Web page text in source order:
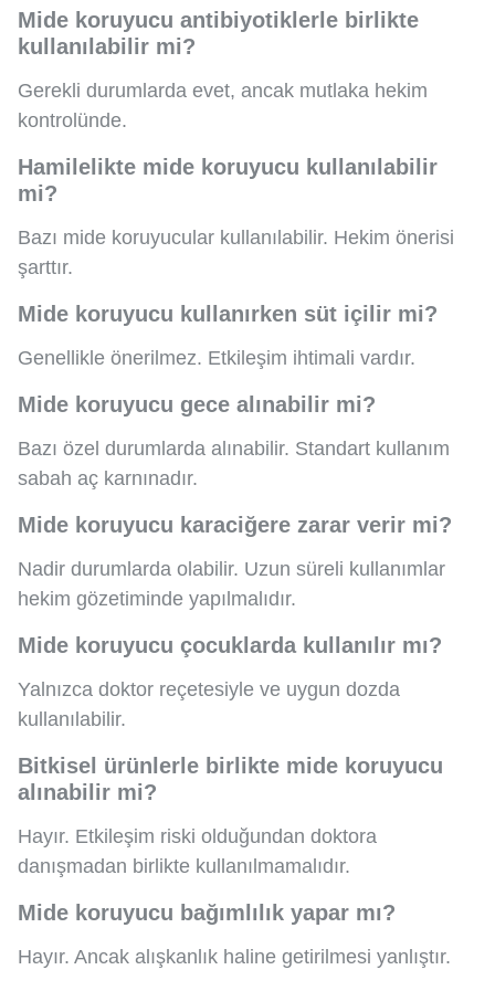
Mide koruyucu antibiyotiklerle birlikte
kullanılabilir mi?
Gerekli durumlarda evet, ancak mutlaka hekim
kontrolünde.
Hamilelikte mide koruyucu kullanılabilir
mi?
Bazı mide koruyucular kullanılabilir. Hekim önerisi
şarttır.
Mide koruyucu kullanırken süt içilir mi?
Genellikle önerilmez. Etkileşim ihtimali vardır.
Mide koruyucu gece alınabilir mi?
Bazı özel durumlarda alınabilir. Standart kullanım
sabah aç karnınadır.
Mide koruyucu karaciğere zarar verir mi?
Nadir durumlarda olabilir. Uzun süreli kullanımlar
hekim gözetiminde yapılmalıdır.
Mide koruyucu çocuklarda kullanılır mı?
Yalnızca doktor reçetesiyle ve uygun dozda
kullanılabilir.
Bitkisel ürünlerle birlikte mide koruyucu
alınabilir mi?
Hayır. Etkileşim riski olduğundan doktora
danışmadan birlikte kullanılmamalıdır.
Mide koruyucu bağımlılık yapar mı?
Hayır. Ancak alışkanlık haline getirilmesi yanlıştır.